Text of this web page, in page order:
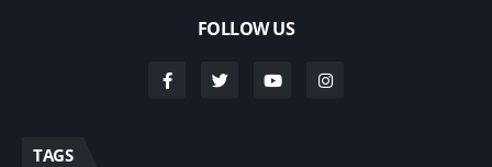
FOLLOW US
TAGS